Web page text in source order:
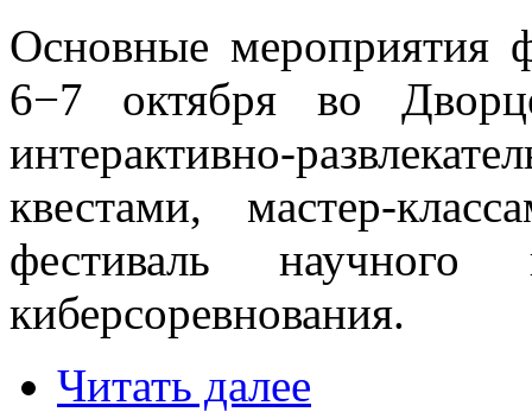
Основные мероприятия
6−7 октября во
интерактивно-
квестами, мастер-
фестиваль
киберсоревнования.
Читать далее